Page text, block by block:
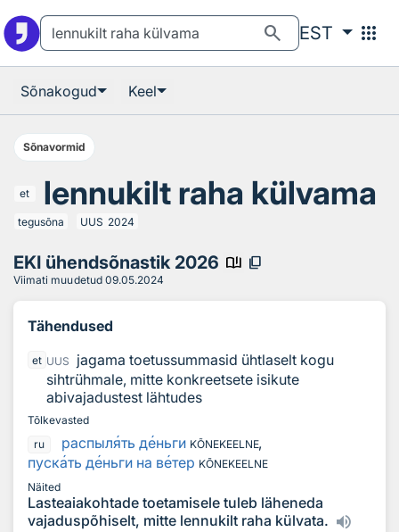
search EST apps
Sõnakogud Keel
Sõnavormid
et lennukilt raha külvama
tegusõna UUS 2024
EKI ühendsõnastik 2026 book_ribbon content_copy
Viimati muudetud 09.05.2024
Tähendused
et UUS
jagama toetussummasid ühtlaselt kogu
sihtrühmale, mitte konkreetsete isikute
abivajadustest lähtudes
Tõlkevasted
ru
распылять деньги KÕNEKEELNE,
пускать деньги на ветер KÕNEKEELNE
Näited
Lasteaiakohtade toetamisele tuleb läheneda
vajaduspõhiselt, mitte lennukilt raha külvata.